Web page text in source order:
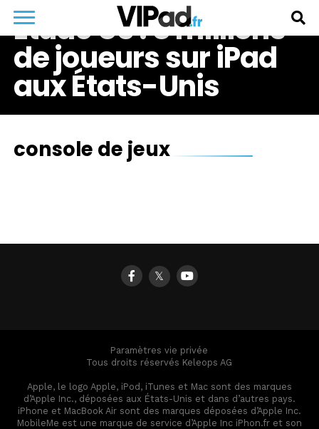
Étude US : 8 millions
de joueurs sur iPad
aux États-Unis
console de jeux
𝕏
Paramètres vie privée
Tous droits réservés Keleops AG
Apple, le logo Apple, iPod, iTunes et Mac sont des marques
d’Apple Inc., déposées aux États-Unis et dans d’autres pays.
iPhone et MacBook Air sont des marques déposées d’Apple Inc.
MobileMe est une marque de service d’Apple Inc iPhon.fr et son